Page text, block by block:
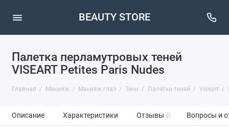
BEAUTY STORE
Палетка перламутровых теней
VISEART Petites Paris Nudes
Главная Макияж Макияж глаз Тени Палетки теней Viseart
Описание Характеристики Отзывы 0 Вопросы и